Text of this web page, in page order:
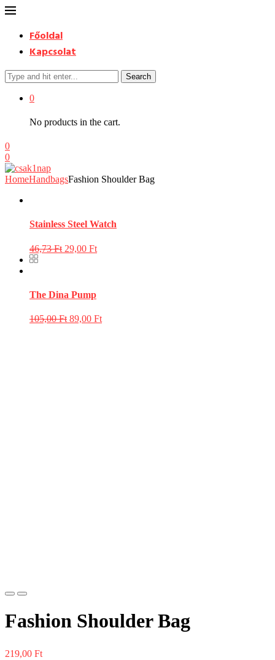
Főoldal
Kapcsolat
Search
0
No products in the cart.
0
0
HomeHandbagsFashion Shoulder Bag
Stainless Steel Watch
46,73Ft 29,00 Ft
The Dina Pump
105,00Ft 89,00 Ft
Previous
Next
Fashion Shoulder Bag
219,00 Ft